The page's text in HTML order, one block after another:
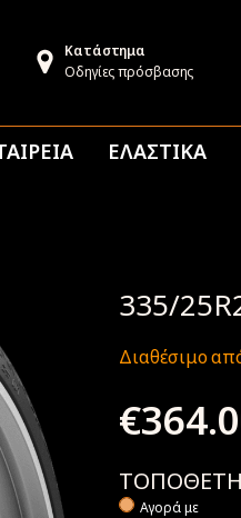
Κατάστημα
Οδηγίες πρόσβασης
ΕΛΑΣΤΙΚΑ
335/
Διαθέσιμο
€
Αγορά με